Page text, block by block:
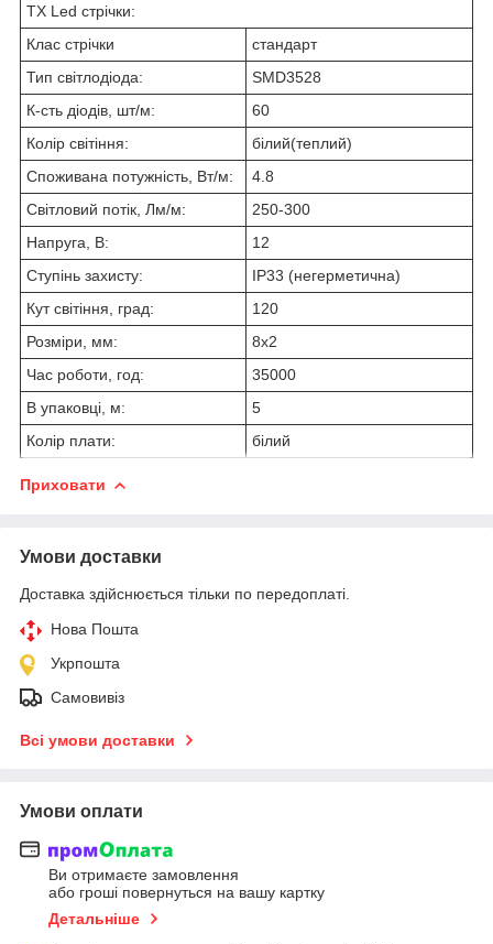
ТХ Led стрічки:
Клас стрічки
стандарт
Тип світлодіода:
SMD3528
К-сть діодів, шт/м:
60
Колір світіння:
білий(теплий)
Споживана потужність, Вт/м:
4.8
Світловий потік, Лм/м:
250-300
Напруга, В:
12
Ступінь захисту:
IP33 (негерметична)
Кут світіння, град:
120
Розміри, мм:
8х2
Час роботи, год:
35000
В упаковці, м:
5
Колір плати:
білий
Приховати
Умови доставки
Доставка здійснюється тільки по передоплаті.
Нова Пошта
Укрпошта
Самовивіз
Всі умови доставки
Умови оплати
Ви отримаєте замовлення
або гроші повернуться на вашу картку
Детальніше